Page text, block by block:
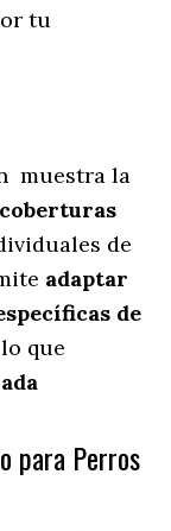
tu
muestra la
de
adaptar
de
que
para Perros